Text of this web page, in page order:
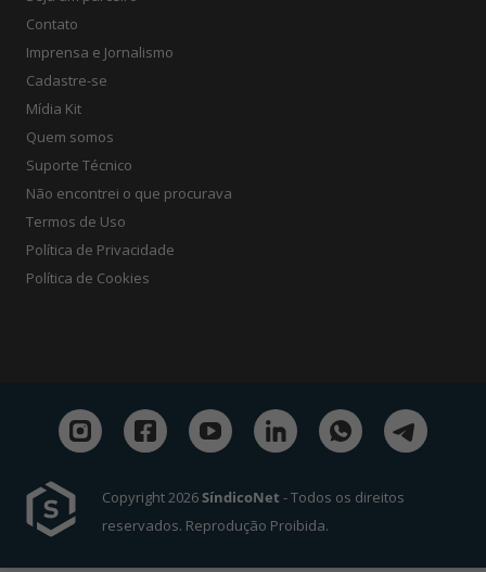
Contato
Imprensa e Jornalismo
Cadastre-se
Mídia Kit
Quem somos
Suporte Técnico
Não encontrei o que procurava
Termos de Uso
Política de Privacidade
Política de Cookies
Copyright 2026SíndicoNet - Todos os direitos
reservados. Reprodução Proibida.